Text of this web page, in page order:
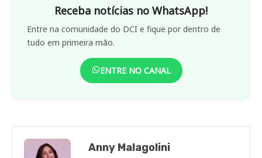
Receba notícias no WhatsApp!
Entre na comunidade do DCI e fique por dentro de
tudo em primeira mão.
ENTRE NO CANAL
Anny Malagolini